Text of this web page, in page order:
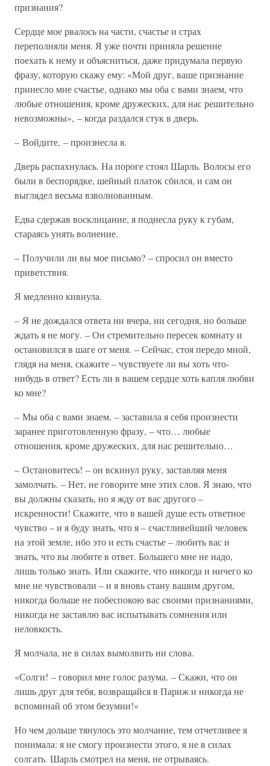
признания?
Сердце мое рвалось на части, счастье и страх
переполняли меня. Я уже почти приняла решение
поехать к нему и объясниться, даже придумала первую
фразу, которую скажу ему: «Мой друг, ваше признание
принесло мне счастье, однако мы оба с вами знаем, что
любые отношения, кроме дружеских, для нас решительно
невозможны», – когда раздался стук в дверь.
– Войдите, – произнесла я.
Дверь распахнулась. На пороге стоял Шарль. Волосы его
были в беспорядке, шейный платок сбился, и сам он
выглядел весьма взволнованным.
Едва сдержав восклицание, я поднесла руку к губам,
стараясь унять волнение.
– Получили ли вы мое письмо? – спросил он вместо
приветствия.
Я медленно кивнула.
– Я не дождался ответа ни вчера, ни сегодня, но больше
ждать я не могу. – Он стремительно пересек комнату и
остановился в шаге от меня. – Сейчас, стоя передо мной,
глядя на меня, скажите – чувствуете ли вы хоть что-
нибудь в ответ? Есть ли в вашем сердце хоть капля любви
ко мне?
– Мы оба с вами знаем, – заставила я себя произнести
заранее приготовленную фразу, – что… любые
отношения, кроме дружеских, для нас решительно…
– Остановитесь! – он вскинул руку, заставляя меня
замолчать. – Нет, не говорите мне этих слов. Я знаю, что
вы должны сказать, но я жду от вас другого –
искренности! Скажите, что в вашей душе есть ответное
чувство – и я буду знать, что я – счастливейший человек
на этой земле, ибо это и есть счастье – любить вас и
знать, что вы любите в ответ. Большего мне не надо,
лишь только знать. Или скажите, что никогда и ничего ко
мне не чувствовали – и я вновь стану вашим другом,
никогда больше не побеспокою вас своими признаниями,
никогда не заставлю вас испытывать сомнения или
неловкость.
Я молчала, не в силах вымолвить ни слова.
«Солги! – говорил мне голос разума. – Скажи, что он
лишь друг для тебя, возвращайся в Париж и никогда не
вспоминай об этом безумии!»
Но чем дольше тянулось это молчание, тем отчетливее я
понимала: я не смогу произнести этого, я не в силах
солгать. Шарль смотрел на меня, не отрываясь.